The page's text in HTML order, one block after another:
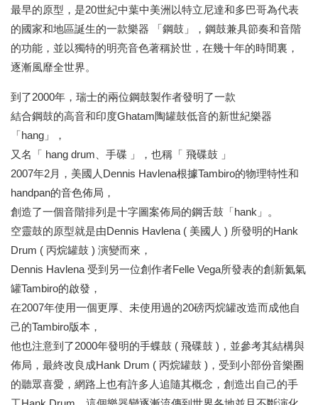
最早的原型，是20世紀中葉中美洲以特立尼達和多巴哥為代表
的國家和地區誕生的一款樂器 「鋼鼓」，鋼鼓兼具節奏和音階
的功能，並以獨特的明亮音色著稱於世，在幾十年的時間裏，
逐漸風靡全世界。
到了2000年，瑞士的兩位鋼鼓製作者發明了一款
結合鋼鼓的高音和印度Ghatam陶罐鼓低音的新世紀樂器
「hang」，
又名「 hang drum、手碟 」，也稱「 飛碟鼓 」
2007年2月，美國人Dennis Havlena根據Tambiro的物理特性和
handpan的音色佈局，
創造了一個音階排列是十字圖案佈局的鋼舌鼓「hank」。
空靈鼓的原型就是由Dennis Havlena ( 美國人 ) 所發明的Hank
Drum ( 丙烷罐鼓 ) 演變而來，
Dennis Havlena 受到另一位創作者Felle Vega所發表的創新氦氣
罐Tambiro的啟發，
在2007年使用一個更厚、未使用過的20磅丙烷罐改造而成他自
己的Tambiro版本，
他也注意到了2000年發明的手蝶鼓 ( 飛碟鼓 )，並參考其結構與
佈局，最終改良成Hank Drum ( 丙烷罐鼓 )，受到小部份音樂圈
的聽眾喜愛，網路上也有許多人追隨其概念，創造出自己的手